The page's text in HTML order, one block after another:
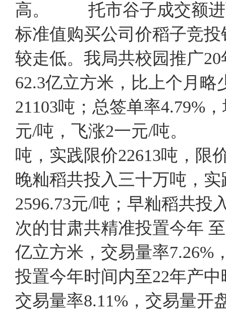
高。 托市谷子成交额
标准值购买公司价稻子竞
较走低。我局共校园推广
62.3亿立方米，比上个月略
21103吨；总签单率4.79%
元/吨，飞涨2一元/吨。
吨，实践限价22613吨，限
晚籼稻共投入三十万吨，
2596.73元/吨；早籼稻共
次的甘肃共精准投置今年
亿立方米，交易量率7.26%
投置今年时间内至22年产
交易量率8.11%，交易量开